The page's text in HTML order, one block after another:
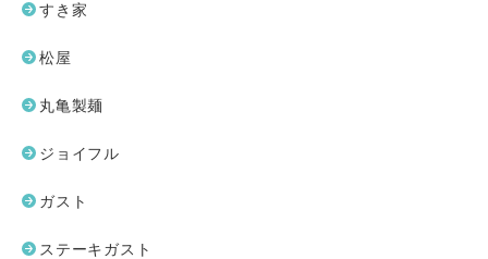
すき家
松屋
丸亀製麺
ジョイフル
ガスト
ステーキガスト